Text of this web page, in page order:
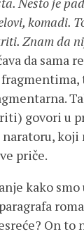
komadi.
Znam da
da sama
govori u
priče.
kako smo
On to